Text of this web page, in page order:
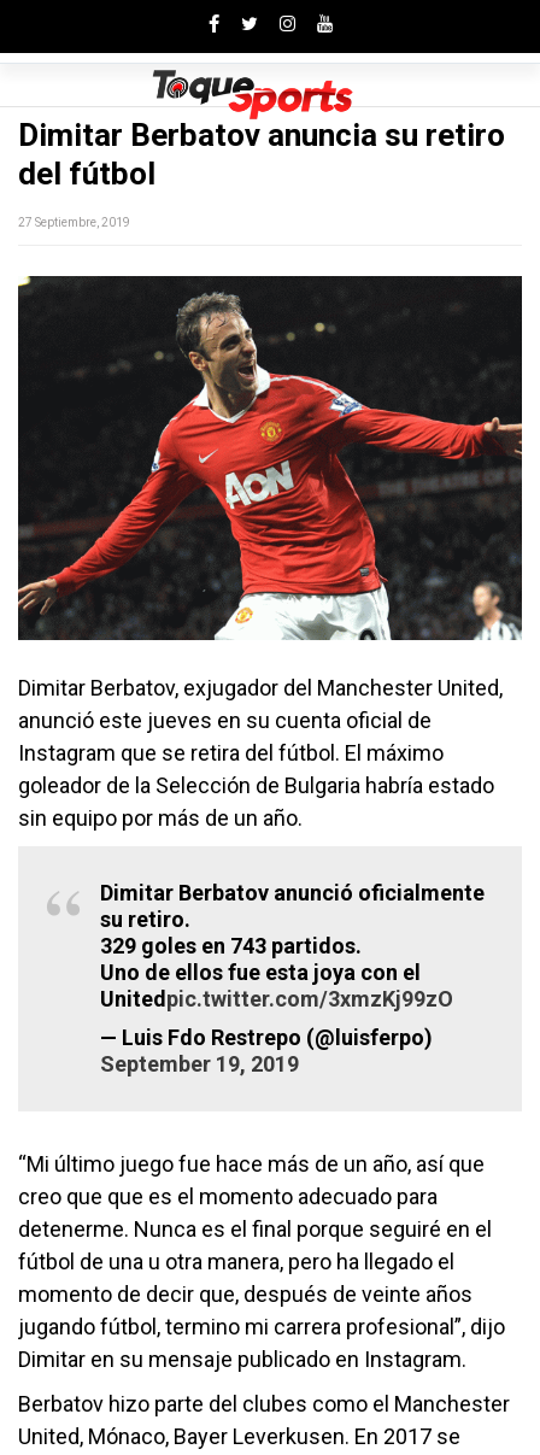
Dimitar Berbatov anuncia su retiro
del fútbol
27 Septiembre, 2019
Dimitar Berbatov, exjugador del Manchester United,
anunció este jueves en su cuenta oficial de
Instagram que se retira del fútbol. El máximo
goleador de la Selección de Bulgaria habría estado
sin equipo por más de un año.
Dimitar Berbatov anunció oficialmente
su retiro.
329 goles en 743 partidos.
Uno de ellos fue esta joya con el
Unitedpic.twitter.com/3xmzKj99zO
— Luis Fdo Restrepo (@luisferpo)
September 19, 2019
“Mi último juego fue hace más de un año, así que
creo que que es el momento adecuado para
detenerme. Nunca es el final porque seguiré en el
fútbol de una u otra manera, pero ha llegado el
momento de decir que, después de veinte años
jugando fútbol, termino mi carrera profesional”, dijo
Dimitar en su mensaje publicado en Instagram.
Berbatov hizo parte del clubes como el Manchester
United, Mónaco, Bayer Leverkusen. En 2017 se